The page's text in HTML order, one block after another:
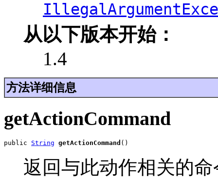
从以下版本开始：
1.4
方法详细信息
getActionCommand
public String getActionCommand ()
返回与此动作相关的